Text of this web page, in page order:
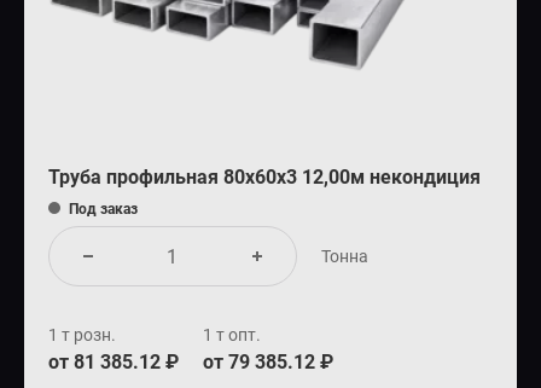
Труба профильная 80х60х3 12,00м некондиция
Под заказ
Тонна
1 т розн.
от 81 385.12 ₽
1 т опт.
от 79 385.12 ₽